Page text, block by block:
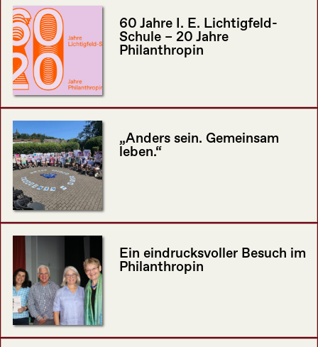
60 Jahre I. E. Lichtigfeld-
Schule – 20 Jahre
Philanthropin
„Anders sein. Gemeinsam
leben.“
Ein eindrucksvoller Besuch im
Philanthropin